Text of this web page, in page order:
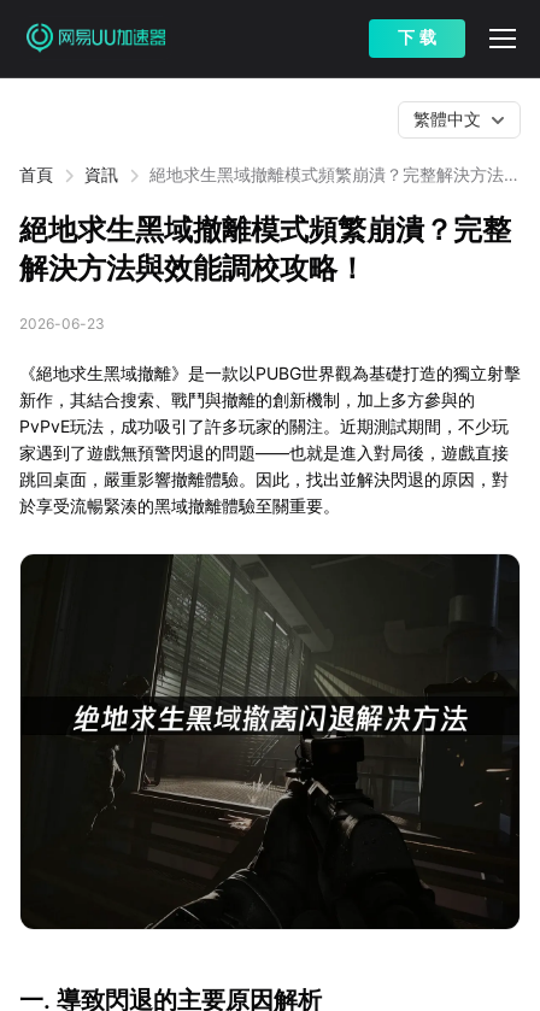
下 载
首頁 資訊
絕地求生黑域撤離模式頻繁崩潰？完整解決方法與
繁體中文
絕地求生黑域撤離模式頻繁崩潰？完整
解決方法與效能調校攻略！
2026-06-23
《絕地求生黑域撤離》是一款以PUBG世界觀為基礎打造的獨立射擊
新作，其結合搜索、戰鬥與撤離的創新機制，加上多方參與的
PvPvE玩法，成功吸引了許多玩家的關注。近期測試期間，不少玩
家遇到了遊戲無預警閃退的問題——也就是進入對局後，遊戲直接
跳回桌面，嚴重影響撤離體驗。因此，找出並解決閃退的原因，對
於享受流暢緊湊的黑域撤離體驗至關重要。
一. 導致閃退的主要原因解析